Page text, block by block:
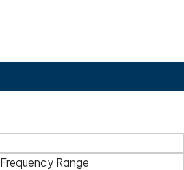
Frequency Range